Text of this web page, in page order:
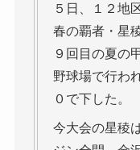
５日、１２地
春の覇者・星
９回目の夏の
野球場で行わ
０で下した。
今大会の星稜